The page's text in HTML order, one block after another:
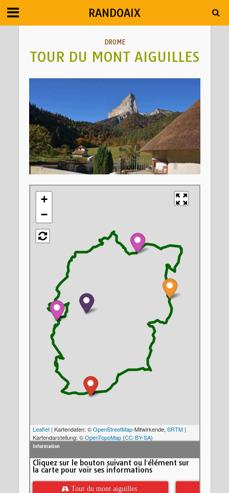
RANDOAIX
DROME
TOUR DU MONT AIGUILLES
+
−
Leaflet| Kartendaten: ©OpenStreetMap-Mitwirkende, SRTM|
Kartendarstellung: ©OpenTopoMap(CC-BY-SA)
 Tour du mont aiguilles
Information
Cliquez sur le bouton suivant ou l′élément sur
la carte pour voir ses informations